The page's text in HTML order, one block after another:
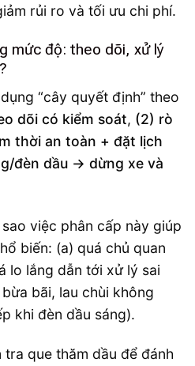
rủi ro và tối ưu chi phí.
mức độ: theo dõi, xử lý
“cây quyết định” theo
dõi có kiểm soát, (2) rò
thời an toàn + đặt lịch
đèn dầu → dừng xe và
việc phân cấp này giúp
biến: (a) quá chủ quan
lo lắng dẫn tới xử lý sai
bãi, lau chùi không
khi đèn dầu sáng).